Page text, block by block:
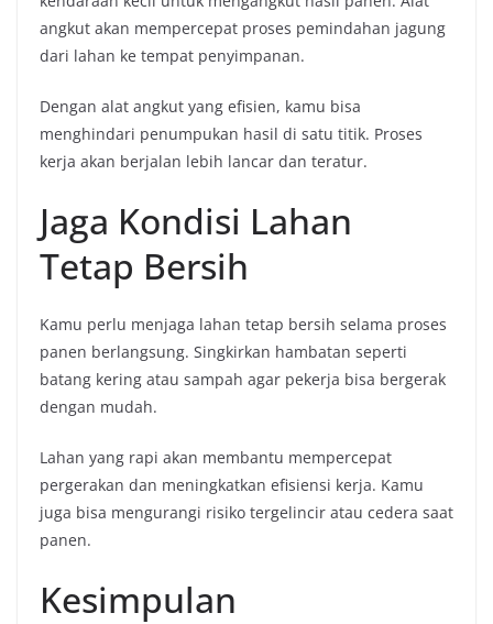
angkut akan mempercepat proses pemindahan jagung
dari lahan ke tempat penyimpanan.
Dengan alat angkut yang efisien, kamu bisa
menghindari penumpukan hasil di satu titik. Proses
kerja akan berjalan lebih lancar dan teratur.
Jaga Kondisi Lahan
Tetap Bersih
Kamu perlu menjaga lahan tetap bersih selama proses
panen berlangsung. Singkirkan hambatan seperti
batang kering atau sampah agar pekerja bisa bergerak
dengan mudah.
Lahan yang rapi akan membantu mempercepat
pergerakan dan meningkatkan efisiensi kerja. Kamu
juga bisa mengurangi risiko tergelincir atau cedera saat
panen.
Kesimpulan